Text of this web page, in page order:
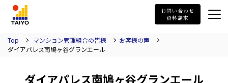
お問い合わせ
資料請求
Top マンション管理組合の皆様
お客様の声
ダイアパレス南鳩ヶ谷グランエール
ダイアパレス南鳩ヶ谷グランエール